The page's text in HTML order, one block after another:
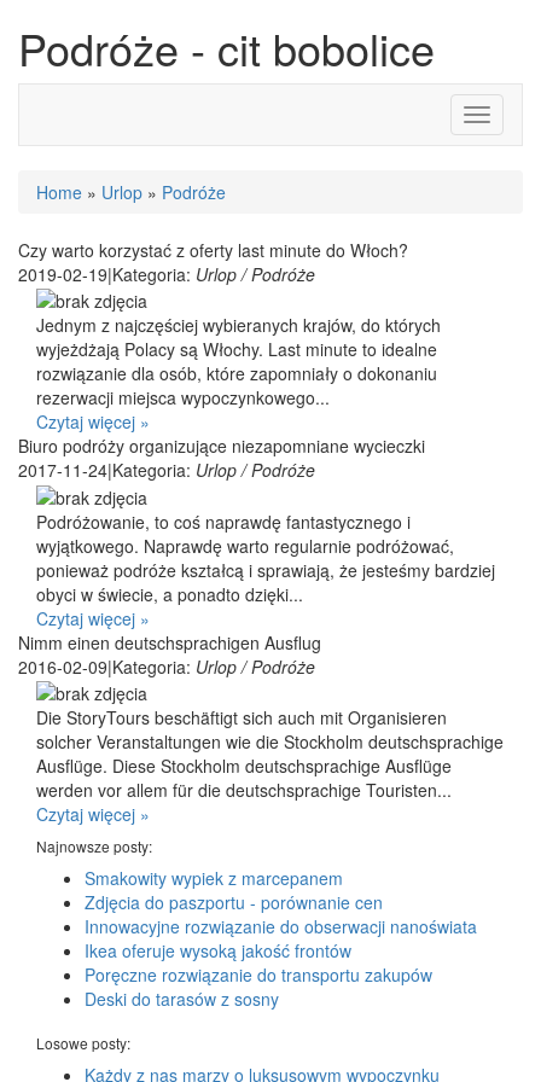
Podróże - cit bobolice
Toggle
Home » Urlop » Podróże
Czy warto korzystać z oferty last minute do Włoch?
2019-02-19|Kategoria: Urlop / Podróże
Jednym z najczęściej wybieranych krajów, do których
wyjeżdżają Polacy są Włochy. Last minute to idealne
rozwiązanie dla osób, które zapomniały o dokonaniu
rezerwacji miejsca wypoczynkowego...
Czytaj więcej »
Biuro podróży organizujące niezapomniane wycieczki
2017-11-24|Kategoria: Urlop / Podróże
Podróżowanie, to coś naprawdę fantastycznego i
wyjątkowego. Naprawdę warto regularnie podróżować,
ponieważ podróże kształcą i sprawiają, że jesteśmy bardziej
obyci w świecie, a ponadto dzięki...
Czytaj więcej »
Nimm einen deutschsprachigen Ausflug
2016-02-09|Kategoria: Urlop / Podróże
Die StoryTours beschäftigt sich auch mit Organisieren
solcher Veranstaltungen wie die Stockholm deutschsprachige
Ausflüge. Diese Stockholm deutschsprachige Ausflüge
werden vor allem für die deutschsprachige Touristen...
Czytaj więcej »
Najnowsze posty:
Smakowity wypiek z marcepanem
Zdjęcia do paszportu - porównanie cen
Innowacyjne rozwiązanie do obserwacji nanoświata
Ikea oferuje wysoką jakość frontów
Poręczne rozwiązanie do transportu zakupów
Deski do tarasów z sosny
Losowe posty:
Każdy z nas marzy o luksusowym wypoczynku